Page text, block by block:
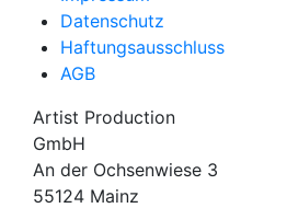
Datenschutz
Haftungsausschluss
AGB
Artist Production
GmbH
An der Ochsenwiese 3
55124 Mainz